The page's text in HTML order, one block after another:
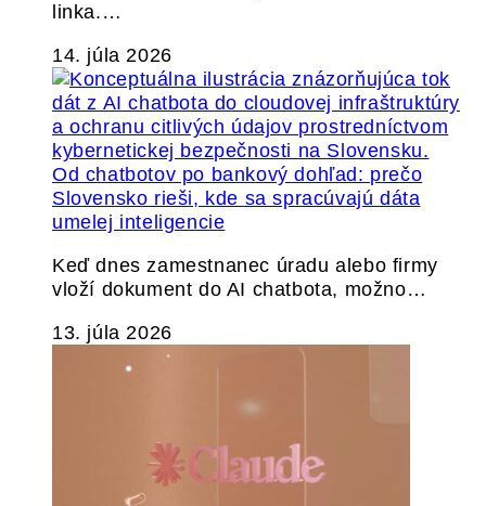
linka.…
14. júla 2026
Od chatbotov po bankový dohľad: prečo
Slovensko rieši, kde sa spracúvajú dáta
umelej inteligencie
Keď dnes zamestnanec úradu alebo firmy
vloží dokument do AI chatbota, možno…
13. júla 2026